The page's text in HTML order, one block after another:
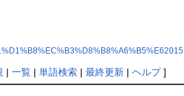
| 一覧| 単語検索| 最終更新| ヘルプ]